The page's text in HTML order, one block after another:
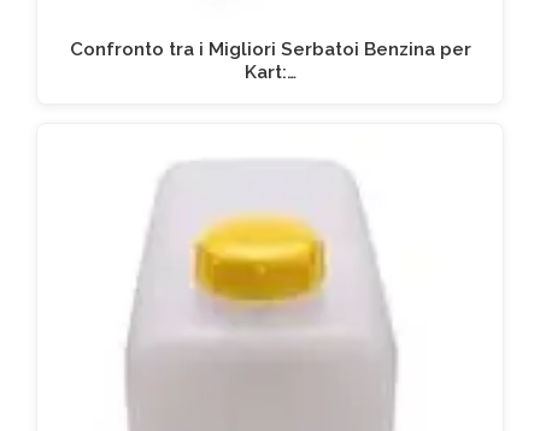
Confronto tra i Migliori Serbatoi Benzina per
Kart:…